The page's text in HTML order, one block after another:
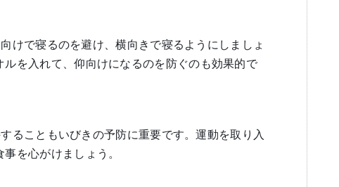
けで寝るのを避け、横向きで寝るようにしましょ
ルを入れて、仰向けになるのを防ぐのも効果的で
ることもいびきの予防に重要です。運動を取り入
を心がけましょう。